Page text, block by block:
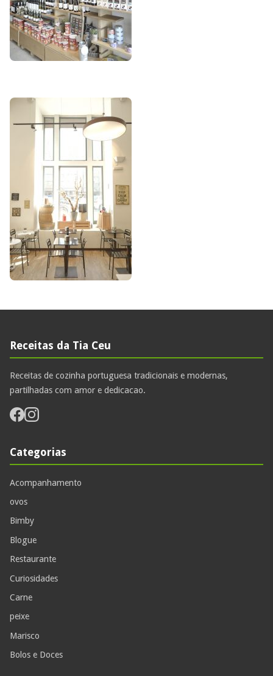
Receitas da Tia Ceu
Receitas de cozinha portuguesa tradicionais e modernas,
partilhadas com amor e dedicacao.
Categorias
Acompanhamento
ovos
Bimby
Blogue
Restaurante
Curiosidades
Carne
peixe
Marisco
Bolos e Doces